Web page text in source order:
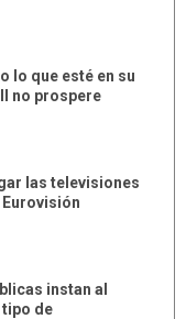
lo que esté en su
no prospere
las televisiones
instan al
tipo de